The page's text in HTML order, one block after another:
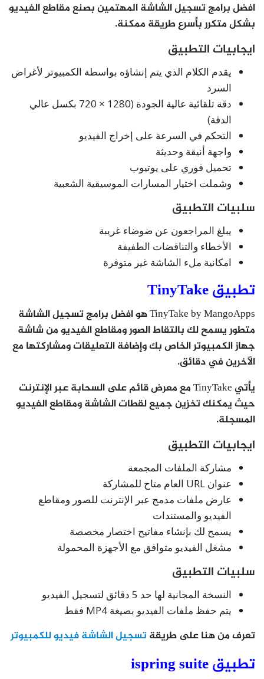
افضل برامج تسجيل الشاشة المهتمين بصنع مقاطع الفيديو
بشكل متكرر بأسرع طريقة ممكنة.
ايجابيات التطبيق
يقدم الكلام الذي يتم إنشاؤه بواسطة الكمبيوتر لأغراض
السرد
دقة تلقائية عالية الجودة (1280 × 720 بكسل عالي
الدقة)
التحكم في السرعة على إخراج الفيديو
واجهة أنيقة وحديثة
تحميل فوري على يوتيوب
وشملت اختيار المسارات الموسيقية الشعبية
سلبيات التطبيق
يبلغ المراجعون عن ضوضاء غريبة
الأخطاء والتناقضات الطفيفة
امكانية ملء الشاشة غير متوفرة
تطبيق TinyTake
TinyTake by MangoApps هو افضل برامج تسجيل الشاشة
متطور يسمح لك بالتقاط الصور ومقاطع الفيديو من شاشة
جهاز الكمبيوتر الخاص بك وإضافة التعليقات ومشاركتها مع
الآخرين في دقائق.
يأتي TinyTake مع معرض قائم على السحابة عبر الإنترنت
حيث يمكنك تخزين جميع لقطات الشاشة ومقاطع الفيديو
المسجلة.
ايجابيات التطبيق
مشاركة الملفات المجمعة
عنوان URL العام متاح للمشاركة
عارض ملفات مدمج عبر الإنترنت للصور ومقاطع
الفيديو والمستندات
يسمح لك بإنشاء مفاتيح اختصار مخصصة
مشغل الفيديو متوافق مع الأجهزة المحمولة
سلبيات التطبيق
النسخة المجانية لها حد 5 دقائق لتسجيل الفيديو
يتم حفظ ملفات الفيديو بصيغة MP4 فقط
تعرف من هنا على طريقةتسجيل الشاشة فيديو للكمبيوتر
تطبيق ispring suite